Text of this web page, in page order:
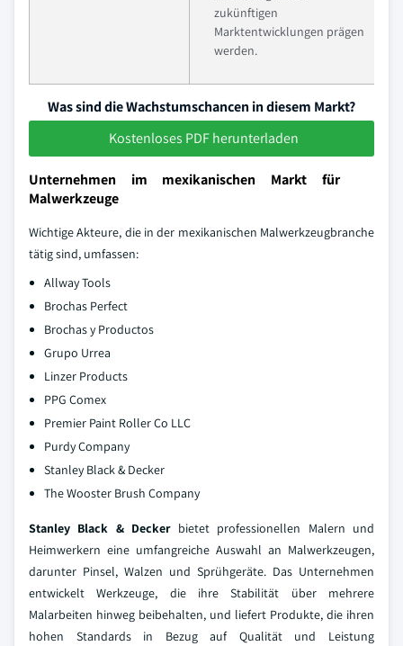
zukünftigen
Marktentwicklungen prägen
werden.
Was sind die Wachstumschancen in diesem Markt?
Kostenloses PDF herunterladen
Unternehmen im mexikanischen Markt für
Malwerkzeuge
Wichtige Akteure, die in der mexikanischen Malwerkzeugbranche
tätig sind, umfassen:
Allway Tools
Brochas Perfect
Brochas y Productos
Grupo Urrea
Linzer Products
PPG Comex
Premier Paint Roller Co LLC
Purdy Company
Stanley Black & Decker
The Wooster Brush Company
Stanley Black & Deckerbietet professionellen Malern und
Heimwerkern eine umfangreiche Auswahl an Malwerkzeugen,
darunter Pinsel, Walzen und Sprühgeräte. Das Unternehmen
entwickelt Werkzeuge, die ihre Stabilität über mehrere
Malarbeiten hinweg beibehalten, und liefert Produkte, die ihren
hohen Standards in Bezug auf Qualität und Leistung